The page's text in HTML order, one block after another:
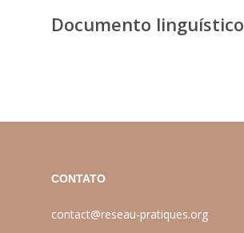
Documento linguístico
CONTATO
contact@reseau-pratiques.org